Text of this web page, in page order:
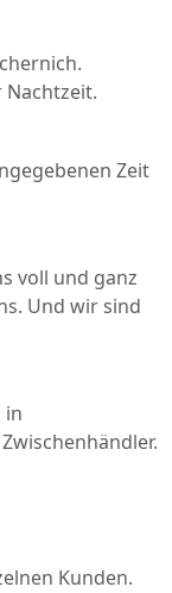
Zeit
Nachtzeit.
in
Kunden.
voll und ganz
Und wir sind